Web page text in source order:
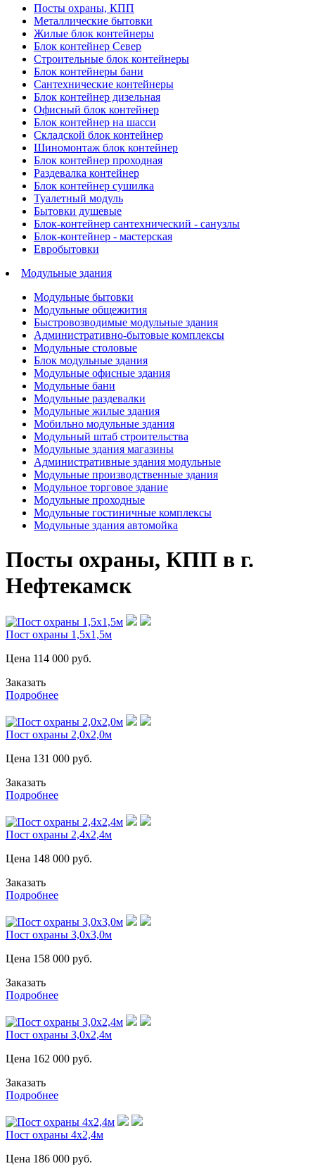
Посты охраны, КПП
Металлические бытовки
Жилые блок контейнеры
Блок контейнер Север
Строительные блок контейнеры
Блок контейнеры бани
Сантехнические контейнеры
Блок контейнер дизельная
Офисный блок контейнер
Блок контейнер на шасси
Складской блок контейнер
Шиномонтаж блок контейнер
Блок контейнер проходная
Раздевалка контейнер
Блок контейнер сушилка
Туалетный модуль
Бытовки душевые
Блок-контейнер сантехнический - санузлы
Блок-контейнер - мастерская
Евробытовки
Модульные здания
Модульные бытовки
Модульные общежития
Быстровозводимые модульные здания
Административно-бытовые комплексы
Модульные столовые
Блок модульные здания
Модульные офисные здания
Модульные бани
Модульные раздевалки
Модульные жилые здания
Мобильно модульные здания
Модульный штаб строительства
Модульные здания магазины
Административные здания модульные
Модульные производственные здания
Модульное торговое здание
Модульные проходные
Модульные гостиничные комплексы
Модульные здания автомойка
Посты охраны, КПП в г.
Нефтекамск
Пост охраны 1,5х1,5м
Цена 114 000 руб.
Заказать
Подробнее
Пост охраны 2,0х2,0м
Цена 131 000 руб.
Заказать
Подробнее
Пост охраны 2,4х2,4м
Цена 148 000 руб.
Заказать
Подробнее
Пост охраны 3,0х3,0м
Цена 158 000 руб.
Заказать
Подробнее
Пост охраны 3,0х2,4м
Цена 162 000 руб.
Заказать
Подробнее
Пост охраны 4х2,4м
Цена 186 000 руб.